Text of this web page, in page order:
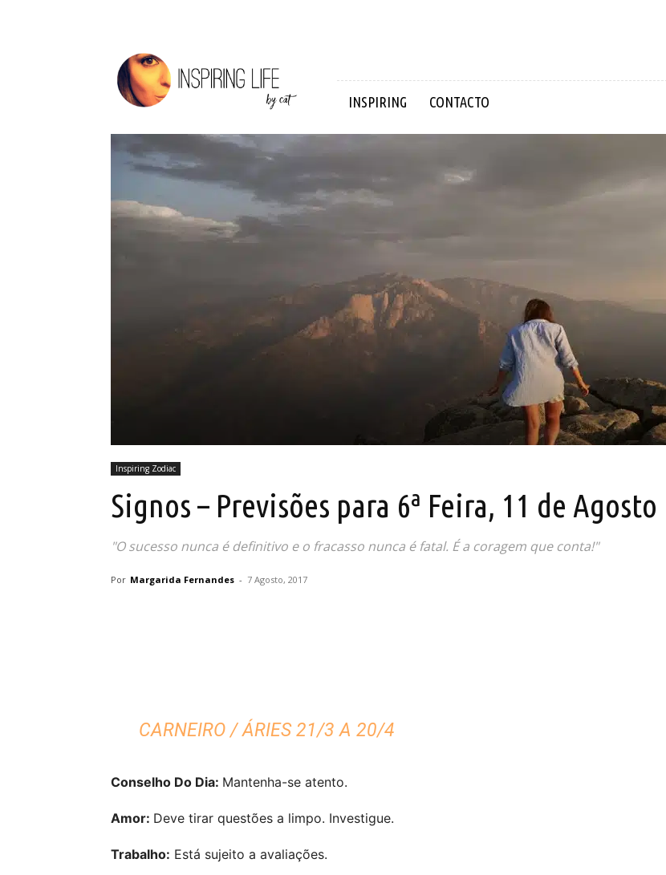
Inspiring
Life
INSPIRING CONTACTO
Inspiring Zodiac
Signos – Previsões para 6ª Feira, 11 de Agosto
"O sucesso nunca é definitivo e o fracasso nunca é fatal. É a coragem que conta!"
Por Margarida Fernandes - 7 Agosto, 2017
CARNEIRO / ÁRIES 21/3 A 20/4
Conselho Do Dia: Mantenha-se atento.
Amor: Deve tirar questões a limpo. Investigue.
Trabalho: Está sujeito a avaliações.